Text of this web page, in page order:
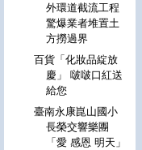
外環道截流工程
驚爆業者堆置土
方撈過界
百貨「化妝品綻放
慶」 啵啵口紅送
給您
臺南永康崑山國小
長榮交響樂團
「愛 感恩 明天」